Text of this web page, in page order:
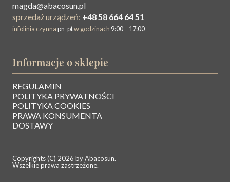
O NAS
BAZA WIEDZY
magda@abacosun.pl
sprzedaż urządzeń: +48 58 664 64 51
infolinia czynnapn-ptw godzinach 9:00 – 17:00
Informacje o sklepie
REGULAMIN
POLITYKA PRYWATNOŚCI
POLITYKA COOKIES
PRAWA KONSUMENTA
DOSTAWY
Copyrights (C) 2026 by Abacosun.
Wszelkie prawa zastrzeżone.